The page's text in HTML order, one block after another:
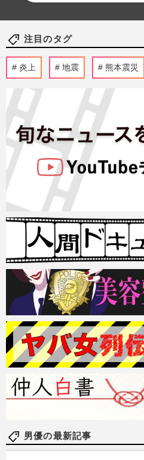
注目のタグ
炎上 地震 熊本震災
男優の最新記事